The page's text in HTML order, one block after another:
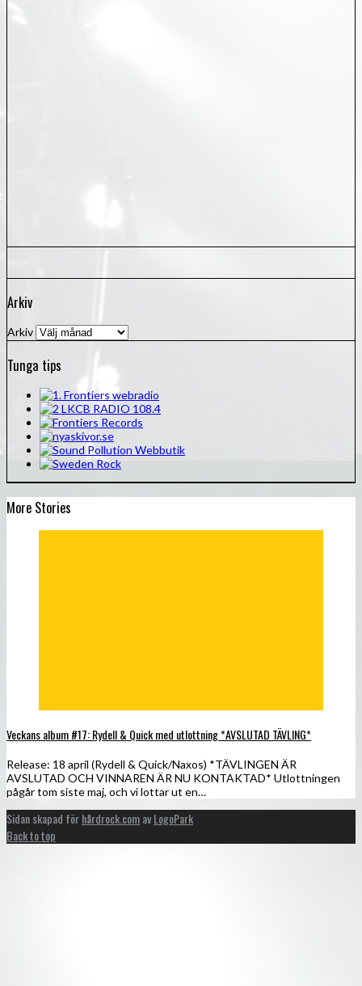
Arkiv
Arkiv
Tunga tips
More Stories
Veckans album #17: Rydell & Quick med utlottning *AVSLUTAD TÄVLING*
Release: 18 april (Rydell & Quick/Naxos) *TÄVLINGEN ÄR
AVSLUTAD OCH VINNAREN ÄR NU KONTAKTAD* Utlottningen
pågår tom siste maj, och vi lottar ut en…
Sidan skapad förhårdrock.comavLogoPark
Back to top